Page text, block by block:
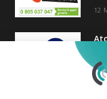
12
25